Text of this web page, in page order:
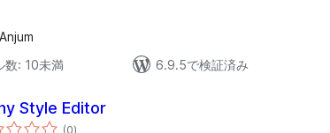
数: 10未満
6.9.5で検証済み
Style Editor
(0個)